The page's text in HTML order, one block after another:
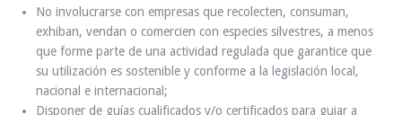
No involucrarse con empresas que recolecten, consuman,
exhiban, vendan o comercien con especies silvestres, a menos
que forme parte de una actividad regulada que garantice que
su utilización es sostenible y conforme a la legislación local,
nacional e internacional;
Disponer de guías cualificados y/o certificados para guiar a